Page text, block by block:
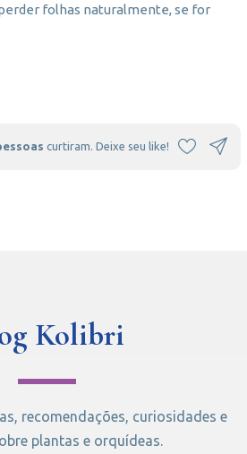
folhas naturalmente, se for
curtiram. Deixe seu like!
Kolibri
recomendações, curiosidades e
plantas e orquídeas.